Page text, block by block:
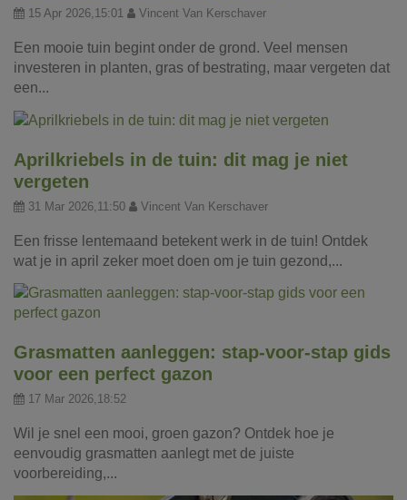
15 Apr 2026,15:01 Vincent Van Kerschaver
Een mooie tuin begint onder de grond. Veel mensen
investeren in planten, gras of bestrating, maar vergeten dat
een...
Aprilkriebels in de tuin: dit mag je niet
vergeten
31 Mar 2026,11:50 Vincent Van Kerschaver
Een frisse lentemaand betekent werk in de tuin! Ontdek
wat je in april zeker moet doen om je tuin gezond,...
Grasmatten aanleggen: stap-voor-stap gids
voor een perfect gazon
17 Mar 2026,18:52
Wil je snel een mooi, groen gazon? Ontdek hoe je
eenvoudig grasmatten aanlegt met de juiste
voorbereiding,...